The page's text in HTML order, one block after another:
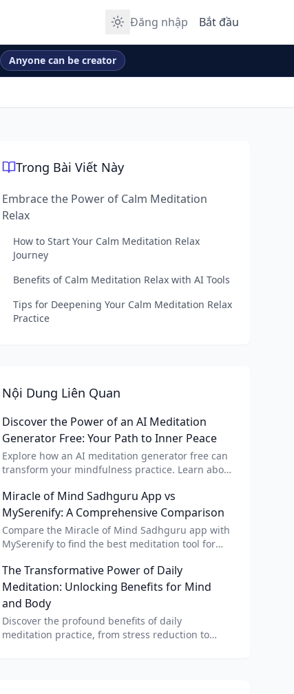
Đăng nhập Bắt đầu
Anyone can be creator
Trong Bài Viết Này
Embrace the Power of Calm Meditation
Relax
How to Start Your Calm Meditation Relax
Journey
Benefits of Calm Meditation Relax with AI Tools
Tips for Deepening Your Calm Meditation Relax
Practice
Nội Dung Liên Quan
Discover the Power of an AI Meditation
Generator Free: Your Path to Inner Peace
Explore how an AI meditation generator free can
transform your mindfulness practice. Learn about
meditation for personalized calm.
Miracle of Mind Sadhguru App vs
MySerenify: A Comprehensive Comparison
Compare the Miracle of Mind Sadhguru app with
MySerenify to find the best meditation tool for
unique benefits of each.
The Transformative Power of Daily
Meditation: Unlocking Benefits for Mind
and Body
Discover the profound benefits of daily
meditation practice, from stress reduction to